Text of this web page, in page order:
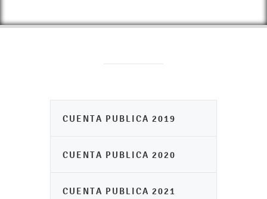
CUENTA PUBLICA 2019
CUENTA PUBLICA 2020
CUENTA PUBLICA 2021